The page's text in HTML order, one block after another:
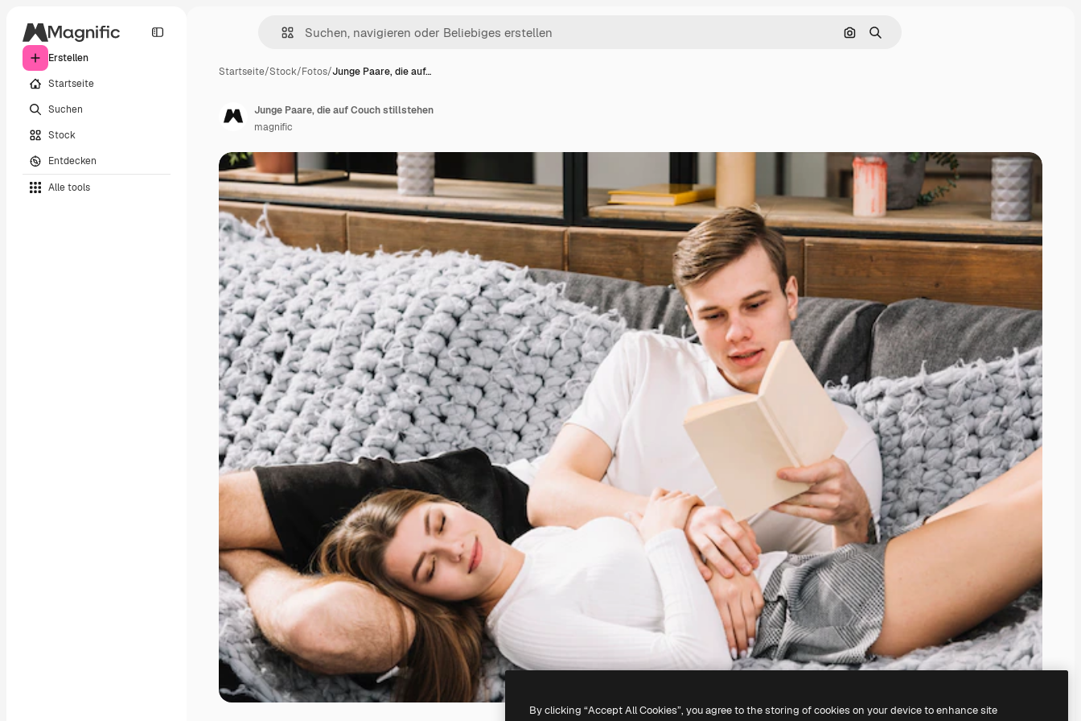
Erstellen
Startseite
Suchen
Stock
Entdecken
Alle tools
Nach Bild suchen
Suchen
Startseite/Stock/Fotos/Junge Paare, die auf…
Junge Paare, die auf Couch stillstehen
magnific
By clicking “Accept All Cookies”, you agree to the storing of cookies on your device to enhance site